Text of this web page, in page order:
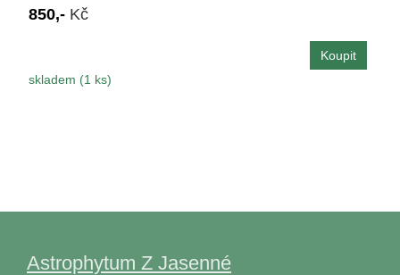
850,- Kč
skladem (1 ks)
Astrophytum Z Jasenné